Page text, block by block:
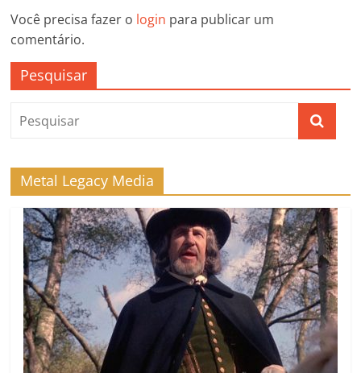
Você precisa fazer o login para publicar um
comentário.
Pesquisar
Metal Legacy Media